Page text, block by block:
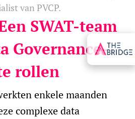
van PVCP.
SWAT-team
Governance-
rollen
enkele maanden
complexe data